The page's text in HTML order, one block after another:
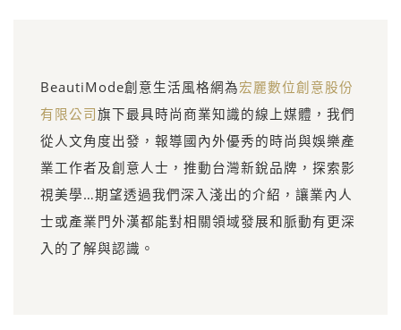
BeautiMode創意生活風格網為宏麗數位創意股份
有限公司旗下最具時尚商業知識的線上媒體，我們
從人文角度出發，報導國內外優秀的時尚與娛樂產
業工作者及創意人士，推動台灣新銳品牌，探索影
視美學…期望透過我們深入淺出的介紹，讓業內人
士或產業門外漢都能對相關領域發展和脈動有更深
入的了解與認識。